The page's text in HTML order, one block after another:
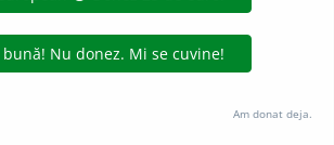
2026 dexonline (https://dexonline.ro)
inclusiv prin orice metode de extragere automată
excepția seturilor de date oferite oficial spre utilizare
Hosterion
Am donat deja.